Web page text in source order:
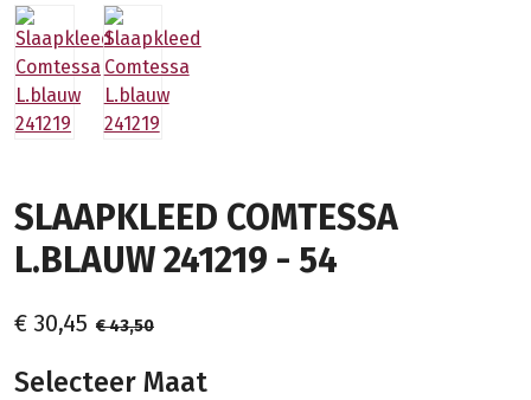
SLAAPKLEED COMTESSA
L.BLAUW 241219 - 54
€ 30,45 € 43,50
Selecteer Maat